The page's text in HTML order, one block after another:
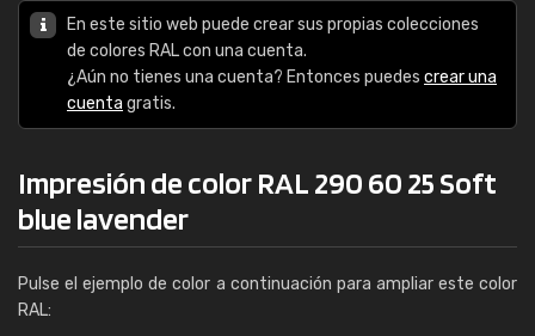
En este sitio web puede crear sus propias colecciones
de colores RAL con una cuenta.
¿Aún no tienes una cuenta? Entonces puedes crear una
cuenta gratis.
Impresión de color RAL 290 60 25 Soft
blue lavender
Pulse el ejemplo de color a continuación para ampliar este color
RAL: